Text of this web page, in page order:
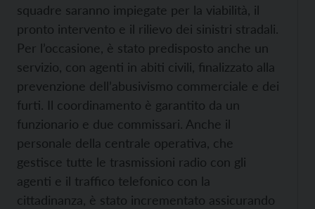
squadre saranno impiegate per la viabilità, il
pronto intervento e il rilievo dei sinistri stradali.
Per l’occasione, è stato predisposto anche un
servizio, con agenti in abiti civili, finalizzato alla
prevenzione dell’abusivismo commerciale e dei
furti. Il coordinamento è garantito da un
funzionario e due commissari. Anche il
personale della centrale operativa, che
gestisce tutte le trasmissioni radio con gli
agenti e il traffico telefonico con la
cittadinanza, è stato incrementato assicurando